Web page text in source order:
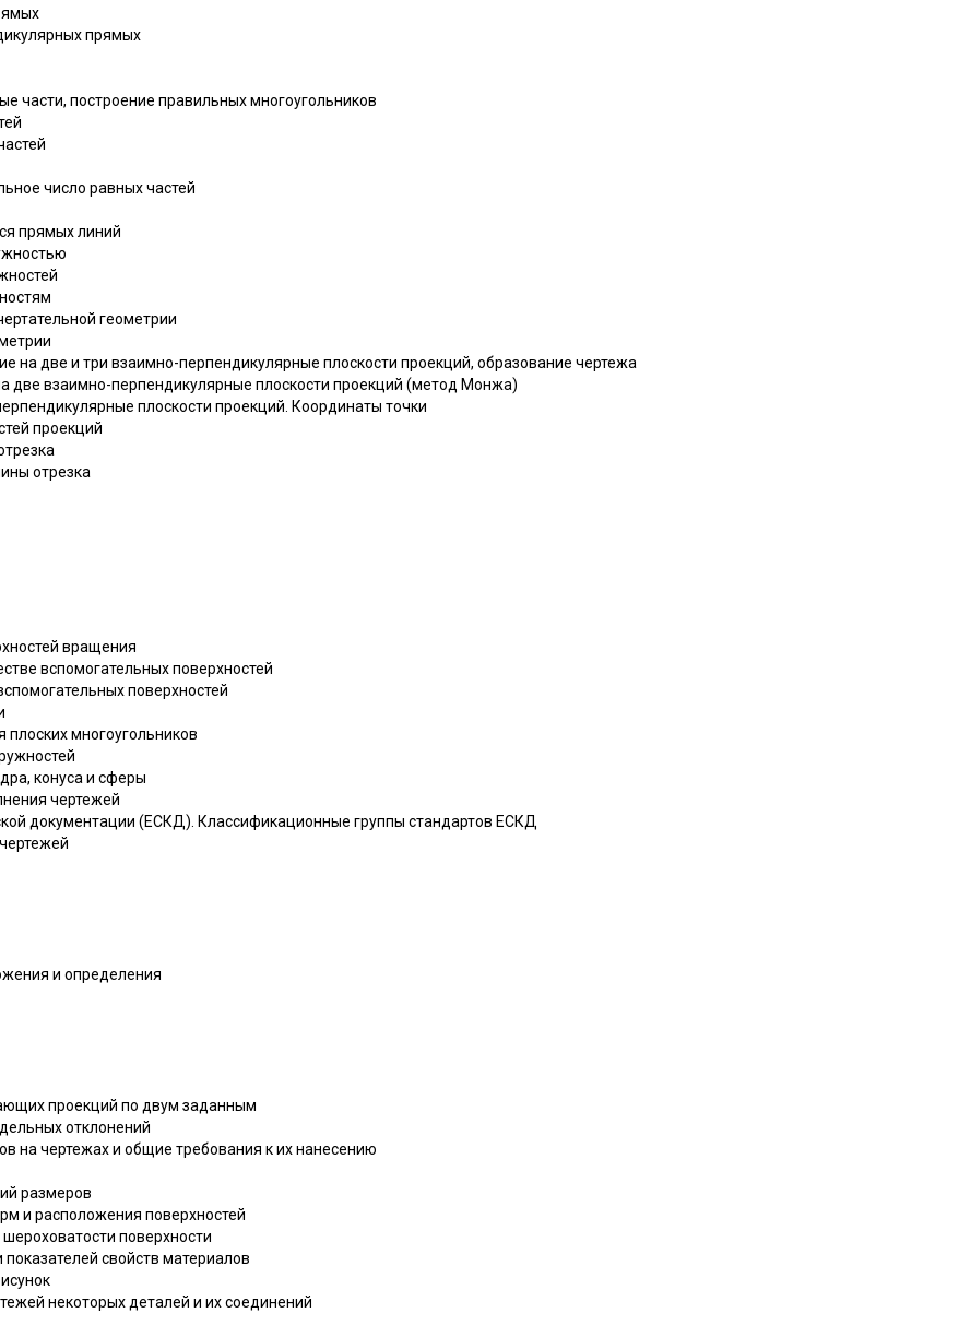
прямых
части, построение правильных многоугольников
число равных частей
прямых линий
геометрии
на две и три взаимно-перпендикулярные плоскости проекций, образование чертежа
две взаимно-перпендикулярные плоскости проекций (метод Монжа)
плоскости проекций. Координаты точки
проекций
отрезка
вращения
вспомогательных поверхностей
поверхностей
многоугольников
конуса и сферы
чертежей
документации (ЕСКД). Классификационные группы стандартов ЕСКД
и определения
проекций по двум заданным
отклонений
на чертежах и общие требования к их нанесению
размеров
и расположения поверхностей
поверхности
свойств материалов
некоторых деталей и их соединений